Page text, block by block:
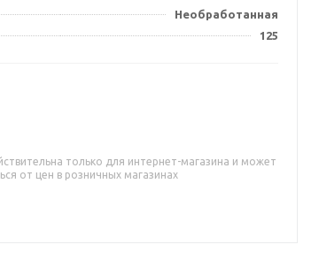
Необработанная
125
только для интернет-магазина и может
от цен в розничных магазинах